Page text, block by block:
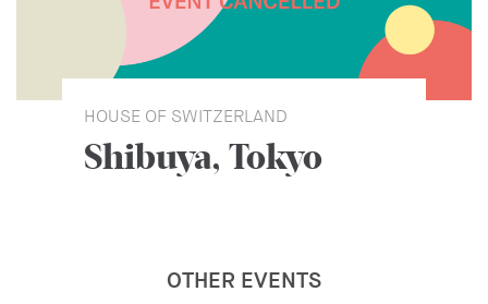
HOUSE OF SWITZERLAND
Shibuya, Tokyo
OTHER EVENTS